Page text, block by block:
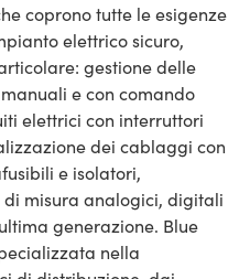
coprono tutte le esigenze
elettrico sicuro,
gestione delle
e con comando
elettrici con interruttori
dei cablaggi con
e isolatori,
misura analogici, digitali
generazione. Blue
nella